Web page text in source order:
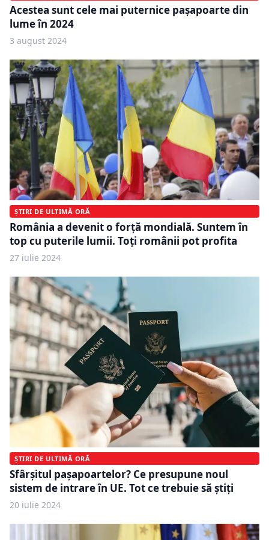
Acestea sunt cele mai puternice pașapoarte din
lume în 2024
3 august 2024
ȘTIRI DE ULTIMĂ ORĂ
România a devenit o forță mondială. Suntem în
top cu puterile lumii. Toți românii pot profita
27 iulie 2024
ȘTIRI DE ULTIMĂ ORĂ
Sfârșitul pașapoartelor? Ce presupune noul
sistem de intrare în UE. Tot ce trebuie să știți
20 iulie 2024